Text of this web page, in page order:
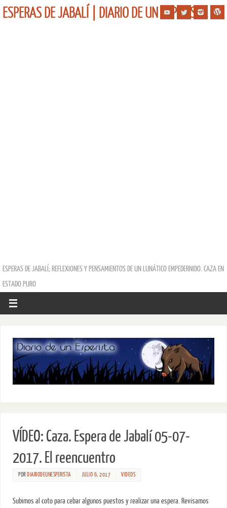
ESPERAS DE JABALÍ | DIARIO DE UN ESPERISTA
ESPERAS DE JABALÍ; REFLEXIONES Y PENSAMIENTOS DE UN LUNÁTICO EMPEDERNIDO. CAZA EN
ESTADO PURO
VÍDEO: Caza. Espera de Jabalí 05-07-
2017. El reencuentro
POR DIARIODEUNESPERISTA JULIO 6, 2017 VIDEOS
Subimos al coto para cebar algunos puestos y realizar una espera. Revisamos